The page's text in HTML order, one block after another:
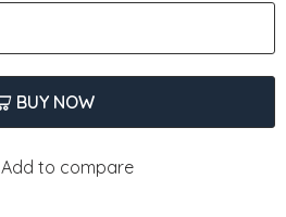
BUY NOW
Add to compare